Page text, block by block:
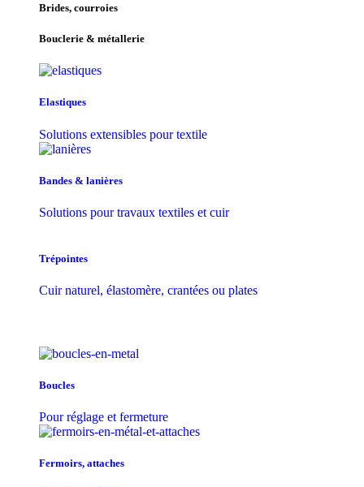
Brides, courroies
Bouclerie & métallerie
Elastiques
Solutions extensibles pour textile
Bandes & lanières
Solutions pour travaux textiles et cuir
Trépointes
Cuir naturel, élastomère, crantées ou plates
Boucles
Pour réglage et fermeture
Fermoirs, attaches